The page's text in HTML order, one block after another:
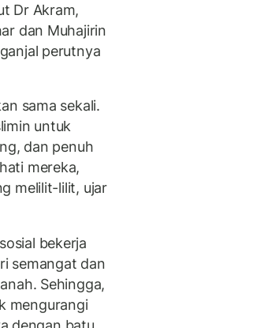
Dr Akram,
dan Muhajirin
perutnya
sama sekali.
untuk
dan penuh
mereka,
melilit-lilit, ujar
bekerja
semangat dan
Sehingga,
mengurangi